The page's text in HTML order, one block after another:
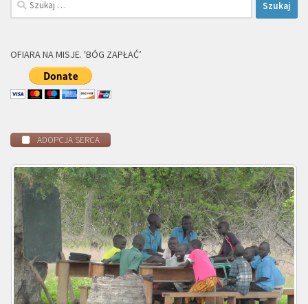
OFIARA NA MISJE. 'BÓG ZAPŁAĆ’
ADOPCJA SERCA